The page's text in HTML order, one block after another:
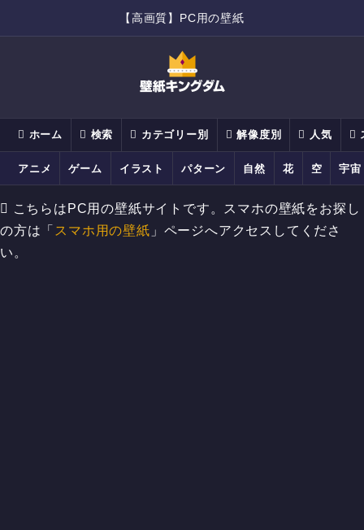
【高画質】PC用の壁紙
ホーム 検索 カテゴリー別 解像度別 人気
アニメ ゲーム イラスト パターン 自然 花 空 宇宙
こちらはPC用の壁紙サイトです。スマホの壁紙をお探し
の方は「 スマホ用の壁紙 」ページへアクセスしてくださ
い。